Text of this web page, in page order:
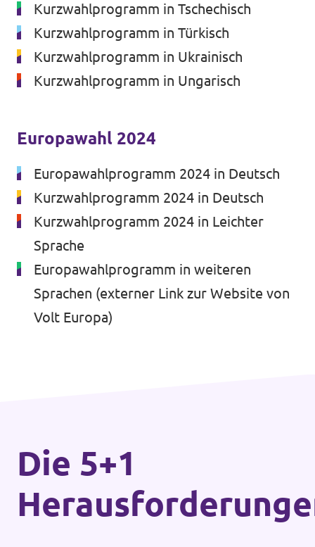
Datenschutz
Impressum
Kurzwahlprogramm in Tschechisch
Kurzwahlprogramm in Türkisch
Kurzwahlprogramm in Ukrainisch
Kurzwahlprogramm in Ungarisch
Europawahl 2024
Europawahlprogramm 2024 in Deutsch
Kurzwahlprogramm 2024 in Deutsch
Kurzwahlprogramm 2024 in Leichter
Sprache
Europawahlprogramm in weiteren
Sprachen (externer Link zur Website von
Volt Europa)
Die 5+1